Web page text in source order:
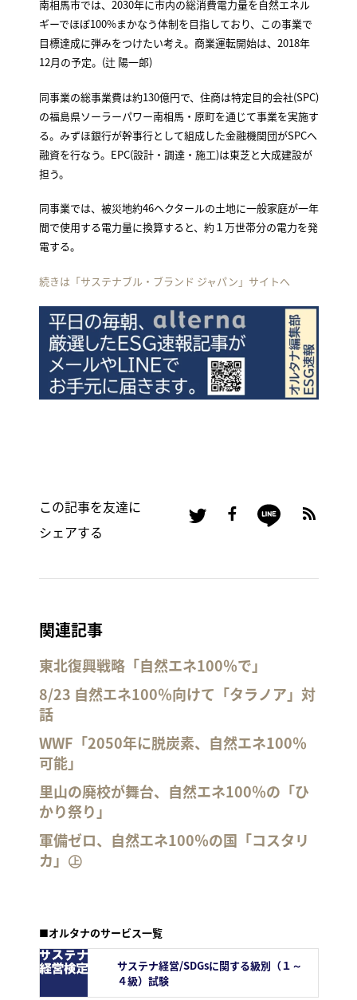
南相馬市では、2030年に市内の総消費電力量を自然エネル
ギーでほぼ100%まかなう体制を目指しており、この事業で
目標達成に弾みをつけたい考え。商業運転開始は、2018年
12月の予定。(辻 陽一郎)
同事業の総事業費は約130億円で、住商は特定目的会社(SPC)
の福島県ソーラーパワー南相馬・原町を通じて事業を実施す
る。みずほ銀行が幹事行として組成した金融機関団がSPCへ
融資を行なう。EPC(設計・調達・施工)は東芝と大成建設が
担う。
同事業では、被災地約46ヘクタールの土地に一般家庭が一年
間で使用する電力量に換算すると、約１万世帯分の電力を発
電する。
続きは「サステナブル・ブランド ジャパン」サイトへ
この記事を友達に
シェアする
関連記事
東北復興戦略「自然エネ100％で」
8/23 自然エネ100％向けて「タラノア」対
話
WWF「2050年に脱炭素、自然エネ100％
可能」
里山の廃校が舞台、自然エネ100％の「ひ
かり祭り」
軍備ゼロ、自然エネ100％の国「コスタリ
カ」㊤
■オルタナのサービス一覧
サステナ経営/SDGsに関する級別（１～
４級）試験